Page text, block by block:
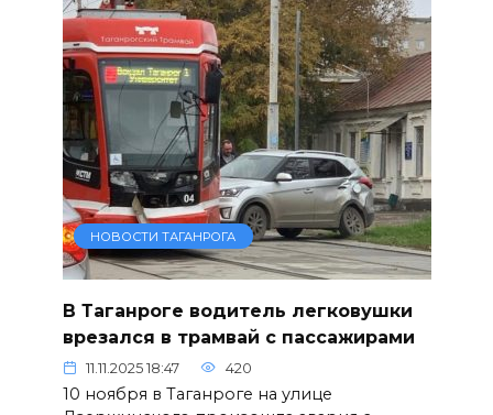
НОВОСТИ ТАГАНРОГА
В Таганроге водитель легковушки
врезался в трамвай с пассажирами
11.11.2025 18:47 420
10 ноября в Таганроге на улице